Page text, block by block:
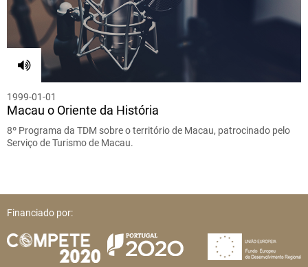
1999-01-01
Macau o Oriente da História
8º Programa da TDM sobre o território de Macau, patrocinado pelo
Serviço de Turismo de Macau.
Financiado por: